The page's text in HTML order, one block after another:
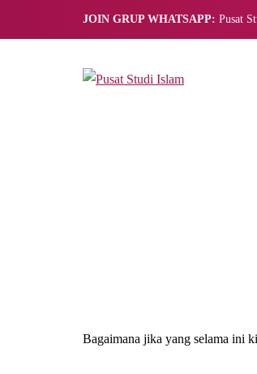
JOIN GRUP WHATSAPP: Pusat
Bagaimana jika yang selama ini